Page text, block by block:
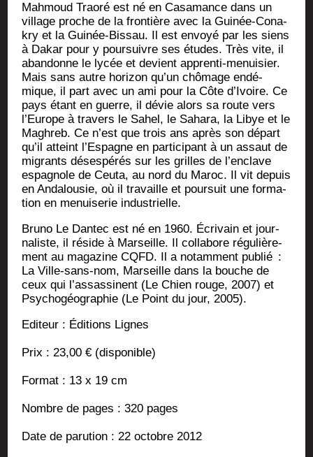
Mah­moud Trao­ré est né en Casa­mance dans un
vil­lage proche de la fron­tière avec la Gui­née-Cona­
kry et la Gui­née-Bis­sau. Il est envoyé par les siens
à Dakar pour y pour­suivre ses études. Très vite, il
aban­donne le lycée et devient appren­ti-menui­sier.
Mais sans autre hori­zon qu’un chô­mage endé­
mique, il part avec un ami pour la Côte d’Ivoire. Ce
pays étant en guerre, il dévie alors sa route vers
l’Europe à tra­vers le Sahel, le Saha­ra, la Libye et le
Magh­reb. Ce n’est que trois ans après son départ
qu’il atteint l’Espagne en par­ti­ci­pant à un assaut de
migrants déses­pé­rés sur les grilles de l’enclave
espa­gnole de Ceu­ta, au nord du Maroc. Il vit depuis
en Anda­lou­sie, où il tra­vaille et pour­suit une for­ma­
tion en menui­se­rie industrielle.
Bru­no Le Dan­tec est né en 1960. Écri­vain et jour­
na­liste, il réside à Mar­seille. Il col­la­bore régu­liè­re­
ment au maga­zine CQFD. Il a notam­ment publié :
La Ville-sans-nom, Mar­seille dans la bouche de
ceux qui l’assassinent (Le Chien rouge, 2007) et
Psy­cho­géo­gra­phie (Le Point du jour, 2005).
Edi­teur : Édi­tions Lignes
Prix : 23,00 € (dis­po­nible)
For­mat : 13 x 19 cm
Nombre de pages : 320 pages
Date de paru­tion : 22 octobre 2012